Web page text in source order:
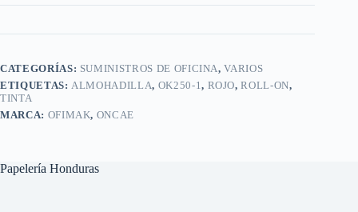
CATEGORÍAS: SUMINISTROS DE OFICINA,VARIOS
ETIQUETAS:ALMOHADILLA, OK250-1, ROJO,ROLL-ON,
TINTA
MARCA: OFIMAK, ONCAE
Papelería Honduras